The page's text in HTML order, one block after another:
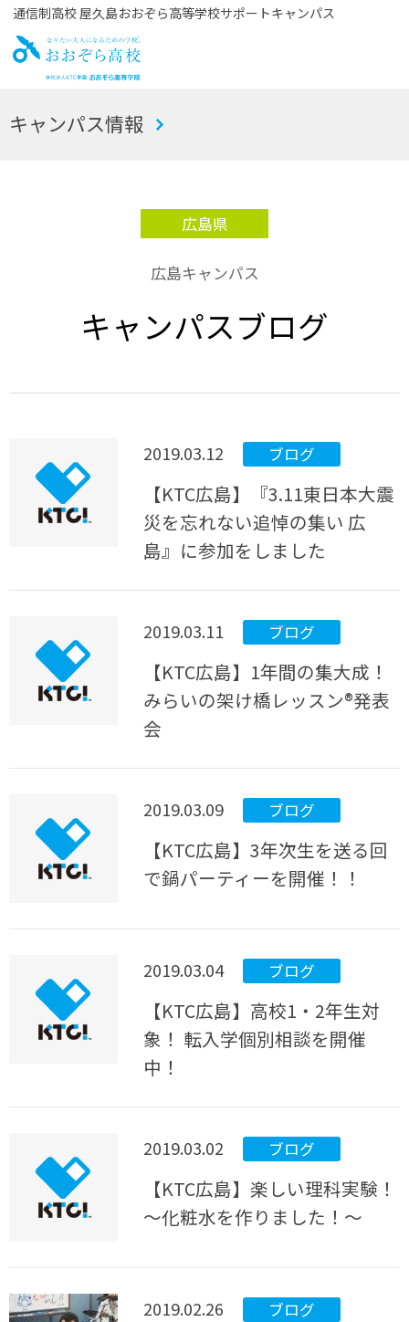
通信制高校 屋久島おおぞら高等学校サポートキャンパス
お
キャンパス情報
広島県
広島キャンパス
キャンパスブログ
2019.03.12 ブログ
【KTC広島】『3.11東日本大震
災を忘れない追悼の集い 広
島』に参加をしました
2019.03.11 ブログ
【KTC広島】1年間の集大成！
みらいの架け橋レッスン®発表
会
2019.03.09 ブログ
【KTC広島】3年次生を送る回
で鍋パーティーを開催！！
2019.03.04 ブログ
【KTC広島】高校1・2年生対
象！ 転入学個別相談を開催
中！
2019.03.02 ブログ
【KTC広島】楽しい理科実験！
～化粧水を作りました！～
2019.02.26 ブログ